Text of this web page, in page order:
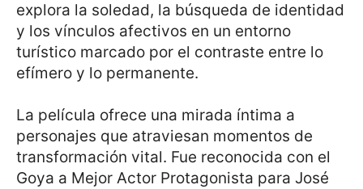
explora la soledad, la búsqueda de identidad
y los vínculos afectivos en un entorno
turístico marcado por el contraste entre lo
efímero y lo permanente.
La película ofrece una mirada íntima a
personajes que atraviesan momentos de
transformación vital. Fue reconocida con el
Goya a Mejor Actor Protagonista para José